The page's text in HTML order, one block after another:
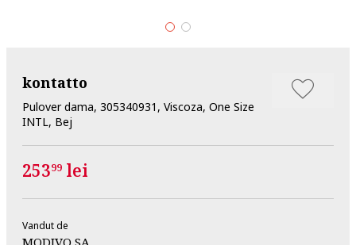
kontatto
Pulover dama, 305340931, Viscoza, One Size
INTL, Bej
25399 lei
Vandut de
MODIVO SA